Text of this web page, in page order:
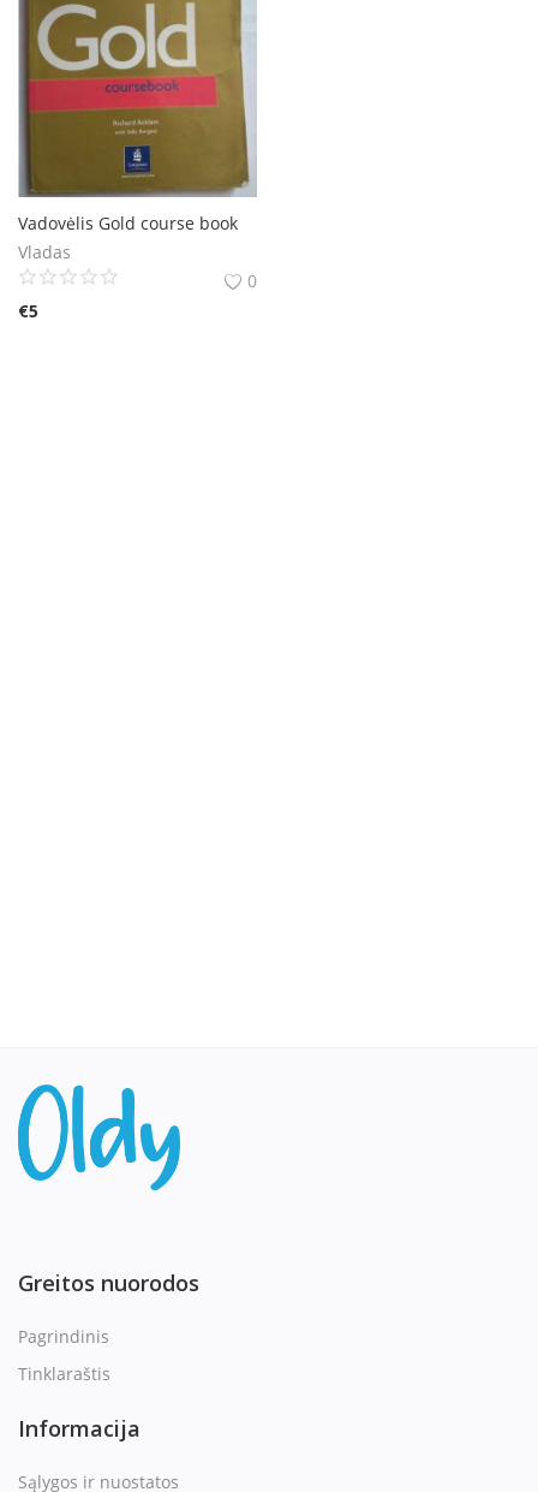
Vadovėlis Gold course book
Vladas
0
€5
Greitos nuorodos
Pagrindinis
Tinklaraštis
Informacija
Sąlygos ir nuostatos